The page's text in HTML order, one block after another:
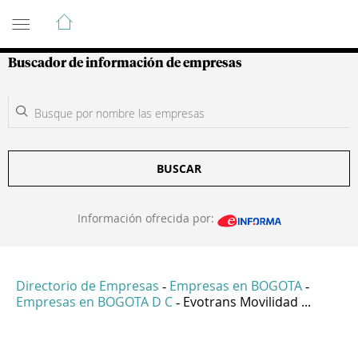
Guía de Empresas Colombianas
Buscador de información de empresas
BUSCAR
Información ofrecida por:
Directorio de Empresas - Empresas en BOGOTA -
Empresas en BOGOTA D C - Evotrans Movilidad ...